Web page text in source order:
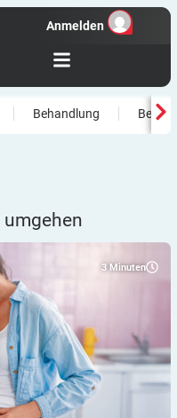
Anmelden
Behandlung
umgehen
3 Minuten